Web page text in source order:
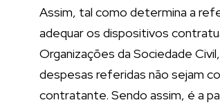
Assim, tal como determina a
adequar os dispositivos
Organizações da Sociedade
despesas referidas não sejam
contratante. Sendo assim, é a